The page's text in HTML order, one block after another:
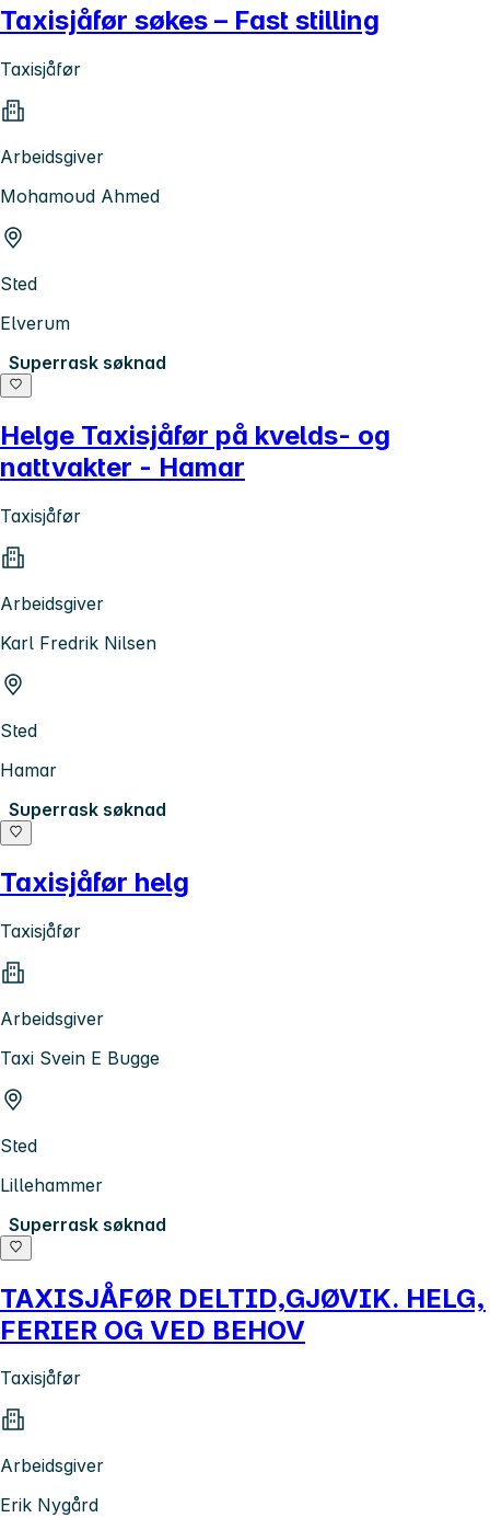
Taxisjåfør søkes – Fast stilling
Taxisjåfør
Arbeidsgiver
Mohamoud Ahmed
Sted
Elverum
Superrask søknad
Helge Taxisjåfør på kvelds- og
nattvakter - Hamar
Taxisjåfør
Arbeidsgiver
Karl Fredrik Nilsen
Sted
Hamar
Superrask søknad
Taxisjåfør helg
Taxisjåfør
Arbeidsgiver
Taxi Svein E Bugge
Sted
Lillehammer
Superrask søknad
TAXISJÅFØR DELTID,GJØVIK. HELG,
FERIER OG VED BEHOV
Taxisjåfør
Arbeidsgiver
Erik Nygård